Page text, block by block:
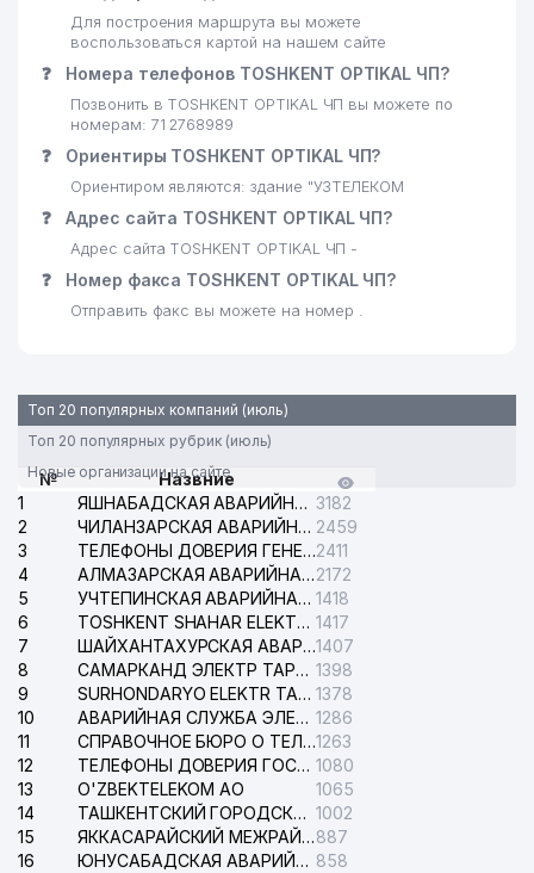
21 INTER CAPITAL СП ООО 972 м
22
ПРИ ГОСУДАРСТВЕННОМ
НАЛОГОВОМ КОМИТЕТЕ
РЕСПУБЛИКИ УЗБЕКИСТАН
Для построения маршрута вы можете
воспользоваться картой на нашем сайте
❓ Номера телефонов TOSHKENT OPTIKAL ЧП?
Позвонить в TOSHKENT OPTIKAL ЧП вы можете по
номерам: 71 2768989
❓ Ориентиры TOSHKENT OPTIKAL ЧП?
Ориентиром являются: здание "УЗТЕЛЕКОМ
❓ Адрес сайта TOSHKENT OPTIKAL ЧП?
Адрес сайта TOSHKENT OPTIKAL ЧП -
❓ Номер факса TOSHKENT OPTIKAL ЧП?
Отправить факс вы можете на номер .
Топ 20 популярных компаний (июль)
Топ 20 популярных рубрик (июль)
Новые организации на сайте
№
Назвние
1
ЯШНАБАДСКАЯ АВАРИЙНАЯ СЛУЖБА ЭЛЕКТРОСЕТИ 3182
2
ЧИЛАНЗАРСКАЯ АВАРИЙНАЯ СЛУЖБА ЭЛЕКТРОСЕТИ 2459
3
ТЕЛЕФОНЫ ДОВЕРИЯ ГЕНЕРАЛЬНОЙ ПРОКУРАТУРЫ РЕСПУБЛИКИ УЗБЕКИСТАН2411
4
АЛМАЗАРСКАЯ АВАРИЙНАЯ СЛУЖБА ЭЛЕКТРОСЕТИ2172
5
УЧТЕПИНСКАЯ АВАРИЙНАЯ СЛУЖБА ЭЛЕКТРОСЕТИ 1418
6
TOSHKENT SHAHAR ELEKTR TARMOQLARI KORXONASI АО 1417
7
ШАЙХАНТАХУРСКАЯ АВАРИЙНАЯ СЛУЖБА ЭЛЕКТРОСЕТИ1407
8
САМАРКАНД ЭЛЕКТР ТАРМОКЛАРИ АО 1398
9
SURHONDARYO ELEKTR TARMOKLARI АО 1378
10
АВАРИЙНАЯ СЛУЖБА ЭЛЕКТРОСЕТИ ТАШКЕНТСКОГО РАЙОНА 1286
11
СПРАВОЧНОЕ БЮРО О ТЕЛЕФОНАХ ОРГАНИЗАЦИЙ г. ТАШКЕНТА1263
12
ТЕЛЕФОНЫ ДОВЕРИЯ ГОСУДАРСТВЕННОГО ЦЕНТРА ТЕСТИРОВАНИЯ 1080
13
O'ZBEKTELEKOM АО
1065
14
ТАШКЕНТСКИЙ ГОРОДСКОЙ СУД ПО ГРАЖДАНСКИМ ДЕЛАМ 1002
15
ЯККАСАРАЙСКИЙ МЕЖРАЙОННЫЙ СУД ПО ГРАЖДАНСКИМ ДЕЛАМ887
16
ЮНУСАБАДСКАЯ АВАРИЙНАЯ СЛУЖБА ЭЛЕКТРОСЕТИ 858